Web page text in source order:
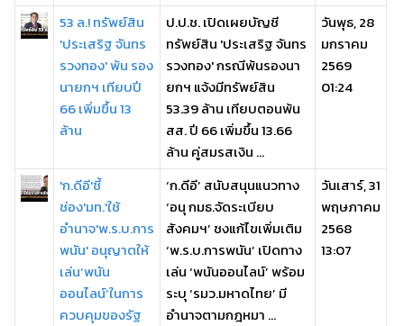
53 ล.! ทรัพย์สิน
'ประเสริฐ จันทร
รวงทอง' พ้น รอง
นายกฯ เทียบปี
66 เพิ่มขึ้น 13
ล้าน
ป.ป.ช. เปิดเผยบัญชี
ทรัพย์สิน 'ประเสริฐ จันทร
รวงทอง' กรณีพ้นรองนา
ยกฯ แจ้งมีทรัพย์สิน
53.39 ล้าน เทียบตอนพ้น
สส. ปี 66 เพิ่มขึ้น 13.66
ล้าน คู่สมรสเงิน ...
วันพุธ, 28
มกราคม
2569
01:24
'ก.ดีอี'ชี้
ช่อง'มท.'ใช้
อำนาจ'พ.ร.บ.การ
พนัน' อนุญาตให้
เล่น‘พนัน
ออนไลน์’ในการ
ควบคุมของรัฐ
‘ก.ดีอี’ สนับสนุนแนวทาง
‘อนุ กมธ.จัดระเบียบ
สังคมฯ’ ชงแก้ไขเพิ่มเติม
‘พ.ร.บ.การพนัน’ เปิดทาง
เล่น ‘พนันออนไลน์’ พร้อม
ระบุ ‘รมว.มหาดไทย’ มี
อำนาจตามกฎหมา ...
วันเสาร์, 31
พฤษภาคม
2568
13:07